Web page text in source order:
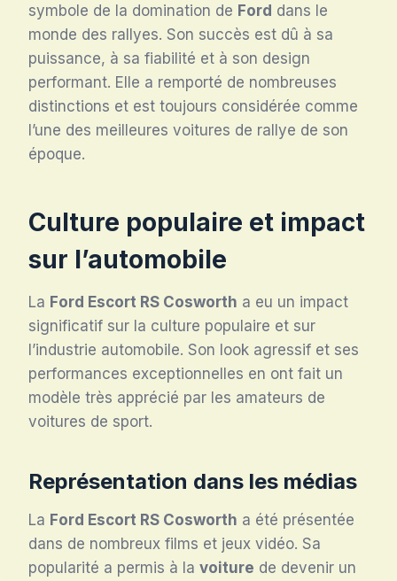
symbole de la domination de Ford dans le
monde des rallyes. Son succès est dû à sa
puissance, à sa fiabilité et à son design
performant. Elle a remporté de nombreuses
distinctions et est toujours considérée comme
l’une des meilleures voitures de rallye de son
époque.
Culture populaire et impact
sur l’automobile
La Ford Escort RS Cosworth a eu un impact
significatif sur la culture populaire et sur
l’industrie automobile. Son look agressif et ses
performances exceptionnelles en ont fait un
modèle très apprécié par les amateurs de
voitures de sport.
Représentation dans les médias
La Ford Escort RS Cosworth a été présentée
dans de nombreux films et jeux vidéo. Sa
popularité a permis à la voiture de devenir un